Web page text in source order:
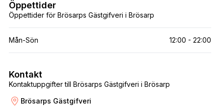
Öppettider för Brösarps Gästgifveri i Brösarp
Öppettider
Mån-Sön 12:00 - 22:00
Kontaktuppgifter till Brösarps Gästgifveri i Brösarp
Kontakt
Brösarps Gästgifveri